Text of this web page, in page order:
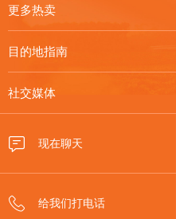
更多热卖
目的地指南
社交媒体